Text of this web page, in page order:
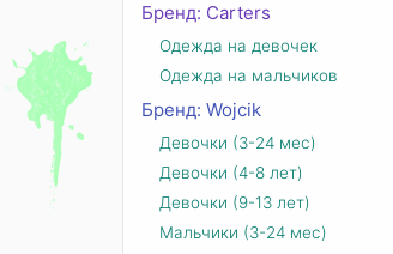
Бренд: Carters
Одежда на девочек
Одежда на мальчиков
Бренд: Wojcik
Девочки (3-24 мес)
Девочки (4-8 лет)
Девочки (9-13 лет)
Мальчики (3-24 мес)